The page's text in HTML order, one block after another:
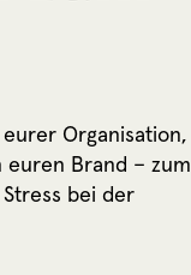
Organisation,
Brand – zum
bei der